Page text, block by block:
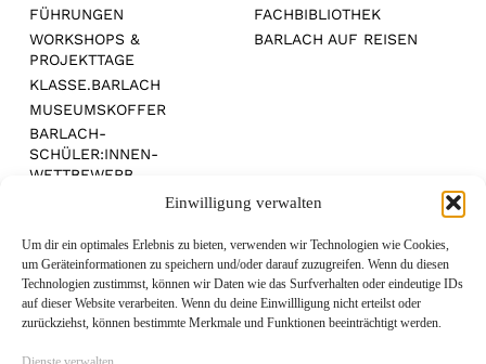
Einwilligung verwalten
Um dir ein optimales Erlebnis zu bieten, verwenden wir Technologien wie Cookies,
um Geräteinformationen zu speichern und/oder darauf zuzugreifen. Wenn du diesen
Technologien zustimmst, können wir Daten wie das Surfverhalten oder eindeutige IDs
auf dieser Website verarbeiten. Wenn du deine Einwillligung nicht erteilst oder
zurückziehst, können bestimmte Merkmale und Funktionen beeinträchtigt werden.
FÜHRUNGEN
WORKSHOPS &
PROJEKTTAGE
KLASSE.BARLACH
MUSEUMSKOFFER
BARLACH-
SCHÜLER:INNEN-
WETTBEWERB
FACHBIBLIOTHEK
BARLACH AUF REISEN
MEDIENPARTNER: